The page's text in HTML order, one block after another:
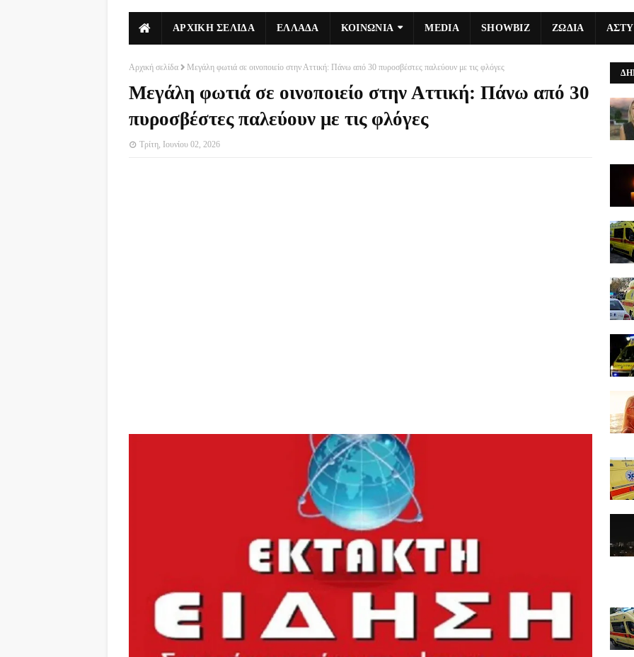
ΑΡΧΙΚΗ ΣΕΛΙΔΑ ΕΛΛΑΔΑ ΚΟΙΝΩΝΙΑ MEDIA SHOWBIZ ΖΩΔΙΑ
Αρχική σελίδα Μεγάλη φωτιά σε οινοποιείο στην Αττική: Πάνω από 30 πυροσβέστες παλεύουν με τις φλόγες
Μεγάλη φωτιά σε οινοποιείο στην Αττική: Πάνω από 30
πυροσβέστες παλεύουν με τις φλόγες
Τρίτη, Ιουνίου 02, 2026